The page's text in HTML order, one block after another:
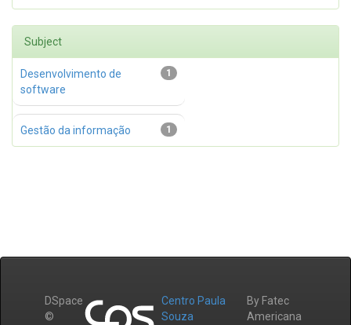
Subject
1
Desenvolvimento de
software
1
Gestão da informação
DSpace
©
Centro Paula
Souza
By Fatec
Americana